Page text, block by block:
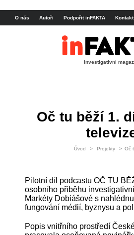
Oč tu běží 1.
Úvod > Projekty > Oč
Pilotní díl podcastu OČ TU
osobního příběhu
Markéty Dobiášové s
fungování médií, byznysu a
Popis vnitřního prostředí
investigativní
O nás Autoři Podpořit inFAKTA Kontakt